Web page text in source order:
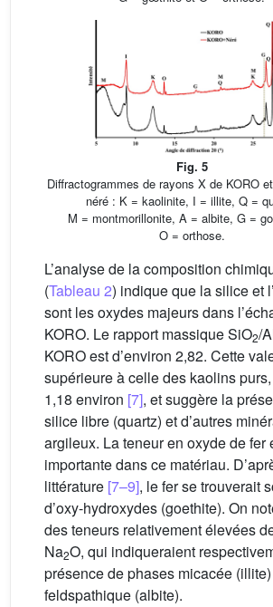
Fig. 5
Diffractogrammes de rayons X de KORO
néré : K = kaolinite, I = illite, Q =
M = montmorillonite, A = albite, G =
O = orthose.
L’analyse de la composition
(Tableau 2) indique que la silice et
sont les oxydes majeurs dans
KORO. Le rapport massique SiO2/
KORO est d’environ 2,82. Cette
supérieure à celle des kaolins
1,18 environ [7], et suggère la
silice libre (quartz) et d’autres
argileux. La teneur en oxyde de fer
importante dans ce matériau.
littérature [7–9], le fer se trouverait
d’oxy-hydroxydes (goethite). On
des teneurs relativement élevées
Na2O, qui indiqueraient
présence de phases micacée
feldspathique (albite).